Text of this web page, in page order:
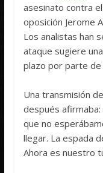
asesinato contra el
oposición Jerome
Los analistas han
ataque sugiere
plazo por parte de
Una transmisión
después
que no
llegar. La espada
Ahora es nuestro